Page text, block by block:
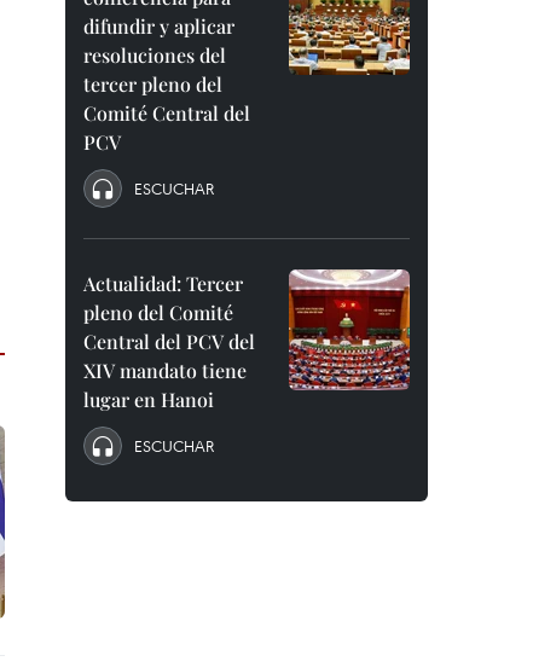
difundir y aplicar
resoluciones del
tercer pleno del
Comité Central del
PCV
ESCUCHAR
Actualidad: Tercer
pleno del Comité
Central del PCV del
XIV mandato tiene
lugar en Hanoi
ESCUCHAR